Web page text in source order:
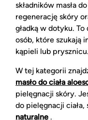
składników masła
regenerację skóry
gładką w dotyku.
osób, które szukają
kąpieli lub prysznicu.
W tej kategorii
masło do ciała
pielęgnacji skóry.
do pielęgnacji ciała,
naturalne .